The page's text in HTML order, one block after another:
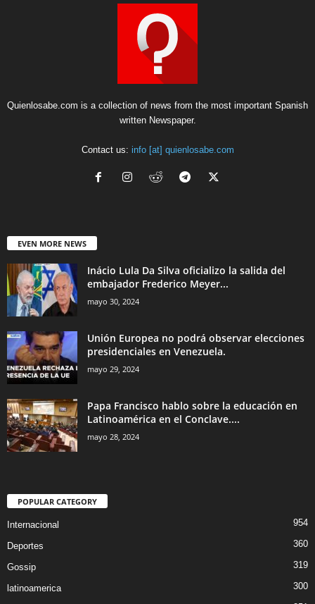
Quienlosabe.com is a collection of news from the most important Spanish
written Newspaper.
Contact us: info [at] quienlosabe.com
EVEN MORE NEWS
Inácio Lula Da Silva oficializo la salida del
embajador Frederico Meyer...
mayo 30, 2024
Unión Europea no podrá observar elecciones
presidenciales en Venezuela.
mayo 29, 2024
Papa Francisco hablo sobre la educación en
Latinoamérica en el Conclave....
mayo 28, 2024
POPULAR CATEGORY
Internacional 954
Deportes 360
Gossip 319
latinoamerica
300